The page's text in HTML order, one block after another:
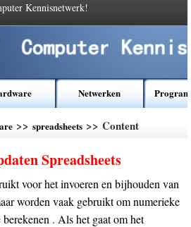
Kennisnetwerk!
Netwerken
>> spreadsheets >> Content
Spreadsheets
voor het invoeren en bijhouden van
worden vaak gebruikt om numerieke
berekenen . Als het gaat om het